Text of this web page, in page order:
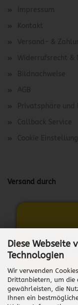
Diese Webseite
Technologien
Wir verwenden
Drittanbietern, um die
gewährleisten, die
Ihnen ein
Impressum
Kontakt
Versand- &
Widerrufsrecht &
Bildnachweise
AGB
Privatsphäre und
Callback Service
Cookie
Versand durch